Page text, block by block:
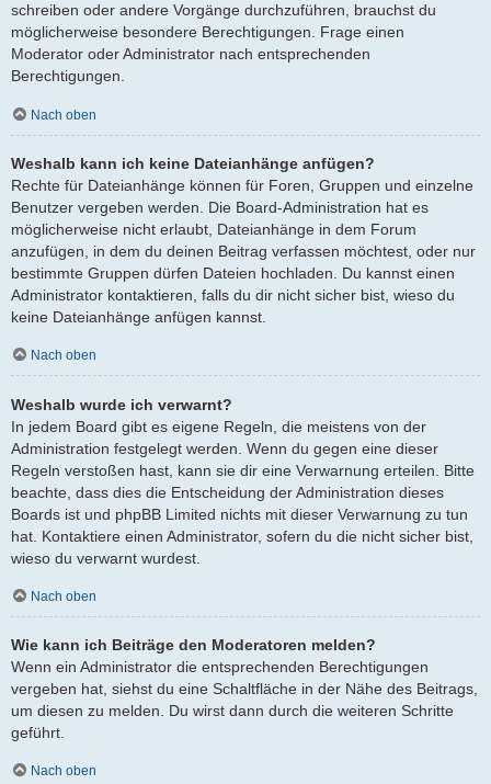
schreiben oder andere Vorgänge durchzuführen, brauchst du
möglicherweise besondere Berechtigungen. Frage einen
Moderator oder Administrator nach entsprechenden
Berechtigungen.
Nach oben
Weshalb kann ich keine Dateianhänge anfügen?
Rechte für Dateianhänge können für Foren, Gruppen und einzelne
Benutzer vergeben werden. Die Board-Administration hat es
möglicherweise nicht erlaubt, Dateianhänge in dem Forum
anzufügen, in dem du deinen Beitrag verfassen möchtest, oder nur
bestimmte Gruppen dürfen Dateien hochladen. Du kannst einen
Administrator kontaktieren, falls du dir nicht sicher bist, wieso du
keine Dateianhänge anfügen kannst.
Nach oben
Weshalb wurde ich verwarnt?
In jedem Board gibt es eigene Regeln, die meistens von der
Administration festgelegt werden. Wenn du gegen eine dieser
Regeln verstoßen hast, kann sie dir eine Verwarnung erteilen. Bitte
beachte, dass dies die Entscheidung der Administration dieses
Boards ist und phpBB Limited nichts mit dieser Verwarnung zu tun
hat. Kontaktiere einen Administrator, sofern du die nicht sicher bist,
wieso du verwarnt wurdest.
Nach oben
Wie kann ich Beiträge den Moderatoren melden?
Wenn ein Administrator die entsprechenden Berechtigungen
vergeben hat, siehst du eine Schaltfläche in der Nähe des Beitrags,
um diesen zu melden. Du wirst dann durch die weiteren Schritte
geführt.
Nach oben